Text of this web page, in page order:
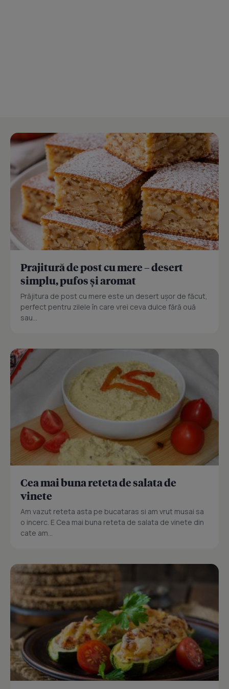
Prajitură de post cu mere – desert
simplu, pufos și aromat
Prăjitura de post cu mere este un desert ușor de făcut,
perfect pentru zilele în care vrei ceva dulce fără ouă
sau...
Cea mai buna reteta de salata de
vinete
Am vazut reteta asta pe bucataras si am vrut musai sa
o incerc. E Cea mai buna reteta de salata de vinete din
cate am...